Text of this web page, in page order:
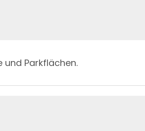
und Parkflächen.